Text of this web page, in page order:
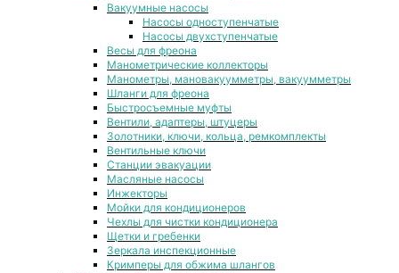
Вакуумные насосы
Насосы одноступенчатые
Насосы двухступенчатые
Весы для фреона
Манометрические коллекторы
Манометры, мановакуумметры, вакуумметры
Шланги для фреона
Быстросъемные муфты
Вентили, адаптеры, штуцеры
Золотники, ключи, кольца, ремкомплекты
Вентильные ключи
Станции эвакуации
Масляные насосы
Инжекторы
Мойки для кондиционеров
Чехлы для чистки кондиционера
Щетки и гребенки
Зеркала инспекционные
Кримперы для обжима шлангов